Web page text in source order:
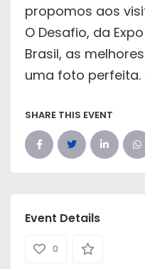
propomos aos
O Desafio, da
Brasil, as
uma foto perfeita.
SHARE THIS EVENT
Event Details
0